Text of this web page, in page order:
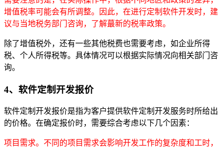
增值税率可能会有所调整。因此，在进行定制软件开发时，建
议与当地税务部门咨询，了解蕞新的税率政策。
除了增值税外，还有一些其他税费也需要考虑，如企业所得
税、个人所得税等。具体情况可以根据实际情况向相关部门咨
询。
4、软件定制开发报价
软件定制开发报价是指为客户提供软件定制开发服务时所给出
的价格。在确定报价时，需要综合考虑以下几个因素：
项目需求。不同的项目需求会影响开发工作的复杂度和工时，